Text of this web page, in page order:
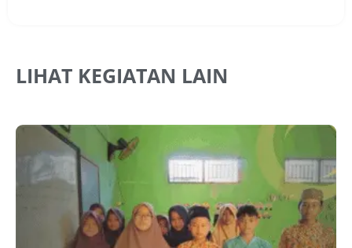
LIHAT KEGIATAN LAIN